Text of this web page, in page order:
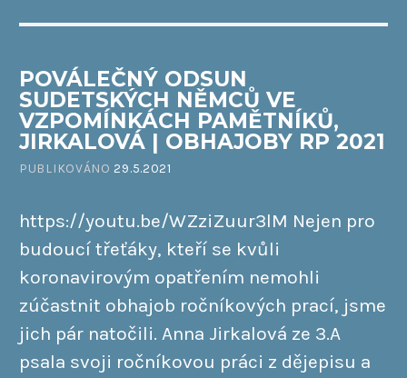
POVÁLEČNÝ ODSUN
SUDETSKÝCH NĚMCŮ VE
VZPOMÍNKÁCH PAMĚTNÍKŮ,
JIRKALOVÁ | OBHAJOBY RP 2021
PUBLIKOVÁNO 29.5.2021
https://youtu.be/WZziZuur3lM Nejen pro
budoucí třeťáky, kteří se kvůli
koronavirovým opatřením nemohli
zúčastnit obhajob ročníkových prací, jsme
jich pár natočili. Anna Jirkalová ze 3.A
psala svoji ročníkovou práci z dějepisu a